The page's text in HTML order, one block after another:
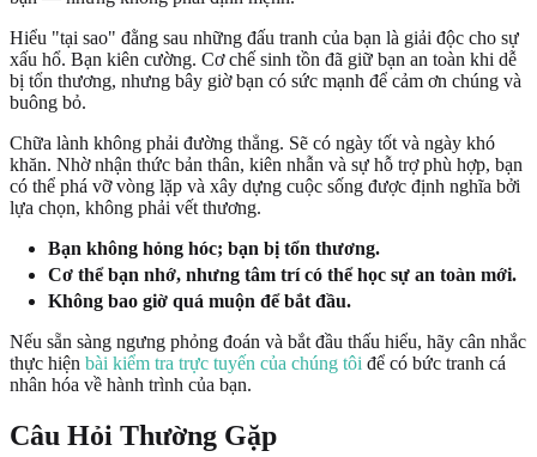
Hiểu "tại sao" đằng sau những đấu tranh của bạn là giải độc cho sự
xấu hổ. Bạn kiên cường. Cơ chế sinh tồn đã giữ bạn an toàn khi dễ
bị tổn thương, nhưng bây giờ bạn có sức mạnh để cảm ơn chúng và
buông bỏ.
Chữa lành không phải đường thẳng. Sẽ có ngày tốt và ngày khó
khăn. Nhờ nhận thức bản thân, kiên nhẫn và sự hỗ trợ phù hợp, bạn
có thể phá vỡ vòng lặp và xây dựng cuộc sống được định nghĩa bởi
lựa chọn, không phải vết thương.
Bạn không hỏng hóc; bạn bị tổn thương.
Cơ thể bạn nhớ, nhưng tâm trí có thể học sự an toàn mới.
Không bao giờ quá muộn để bắt đầu.
Nếu sẵn sàng ngưng phỏng đoán và bắt đầu thấu hiểu, hãy cân nhắc
thực hiện bài kiểm tra trực tuyến của chúng tôi để có bức tranh cá
nhân hóa về hành trình của bạn.
Câu Hỏi Thường Gặp